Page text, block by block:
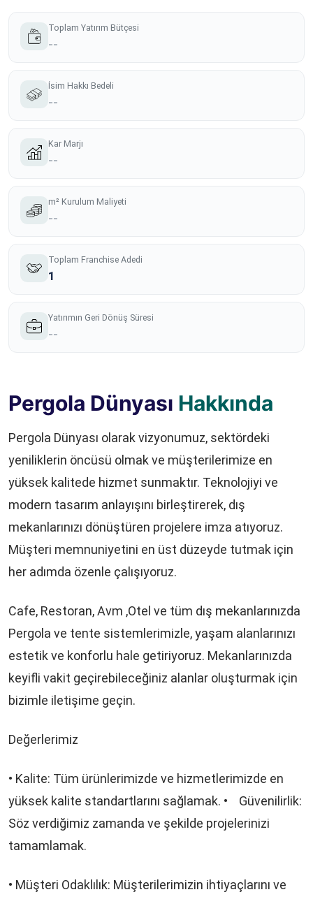
Toplam Yatırım Bütçesi
--
İsim Hakkı Bedeli
--
Kar Marjı
--
m² Kurulum Maliyeti
--
Toplam Franchise Adedi
1
Yatırımın Geri Dönüş Süresi
--
Pergola Dünyası Hakkında
Pergola Dünyası olarak vizyonumuz, sektördeki
yeniliklerin öncüsü olmak ve müşterilerimize en
yüksek kalitede hizmet sunmaktır. Teknolojiyi ve
modern tasarım anlayışını birleştirerek, dış
mekanlarınızı dönüştüren projelere imza atıyoruz.
Müşteri memnuniyetini en üst düzeyde tutmak için
her adımda özenle çalışıyoruz.
Cafe, Restoran, Avm ,Otel ve tüm dış mekanlarınızda
Pergola ve tente sistemlerimizle, yaşam alanlarınızı
estetik ve konforlu hale getiriyoruz. Mekanlarınızda
keyifli vakit geçirebileceğiniz alanlar oluşturmak için
bizimle iletişime geçin.
Değerlerimiz
• Kalite: Tüm ürünlerimizde ve hizmetlerimizde en
yüksek kalite standartlarını sağlamak. • Güvenilirlik:
Söz verdiğimiz zamanda ve şekilde projelerinizi
tamamlamak.
• Müşteri Odaklılık: Müşterilerimizin ihtiyaçlarını ve